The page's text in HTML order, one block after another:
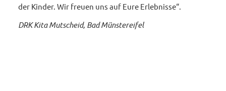
der Kinder. Wir freuen uns auf Eure Erlebnisse“.
DRK Kita Mutscheid, Bad Münstereifel